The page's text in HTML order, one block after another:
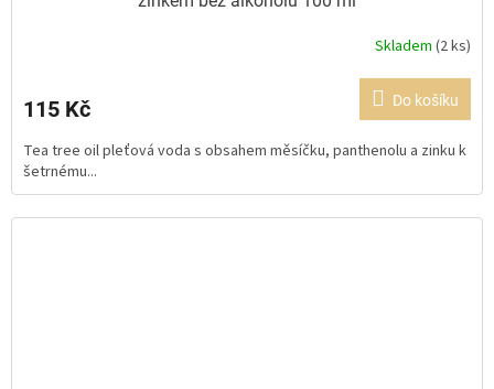
je
z
5
hvězdiček.
Skladem(2 ks)
115 Kč Do košíku
Tea tree oil pleťová voda s obsahem měsíčku, panthenolu a zinku k
šetrnému...